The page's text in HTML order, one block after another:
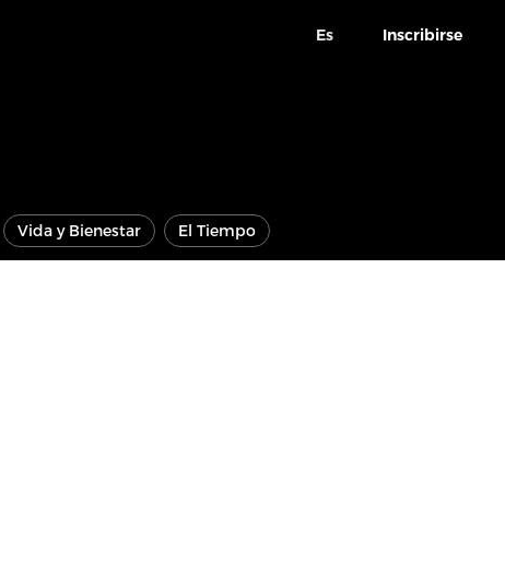
Es Inscribirse
Vida y Bienestar El Tiempo